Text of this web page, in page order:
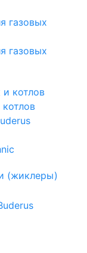
газовых
газовых
(жиклеры)